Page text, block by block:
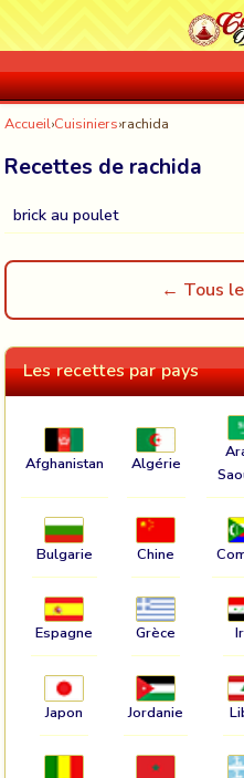
Accueil›Cuisiniers›rachida
Recettes de rachida
brick au poulet
← Tous
Les recettes par pays
Afghanistan Algérie
Bulgarie Chine
Espagne Grèce
Japon Jordanie